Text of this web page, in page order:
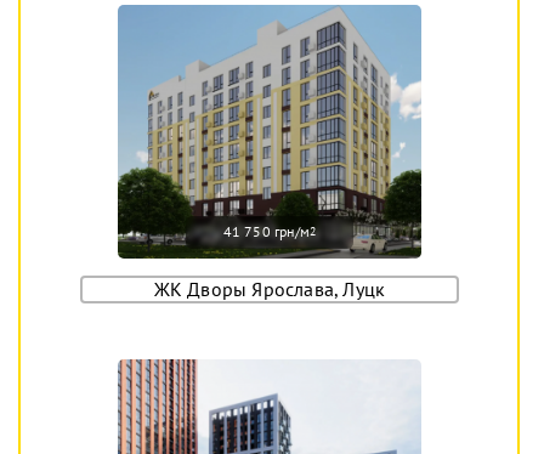
41 750 грн/м2
ЖК Дворы Ярослава, Луцк